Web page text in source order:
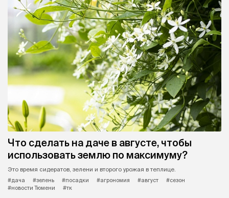
Что сделать на даче в августе, чтобы
использовать землю по максимуму?
Это время сидератов, зелени и второго урожая в теплице.
#дача
#зелень #посадки #агрономия #август
#сезон
#новости Тюмени
#тк